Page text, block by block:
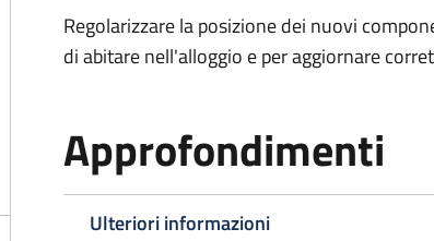
Regolarizzare la posizione dei nuovi
di abitare nell'alloggio e per aggiornare
Approfondimenti
Ulteriori informazioni